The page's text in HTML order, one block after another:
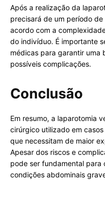
Após a realização da
precisará de um período
acordo com a
do indivíduo. É importante
médicas para garantir uma
possíveis complicações.
Conclusão
Em resumo, a laparotomia
cirúrgico utilizado em
que necessitam de maior
Apesar dos riscos e
pode ser fundamental
condições abdominais